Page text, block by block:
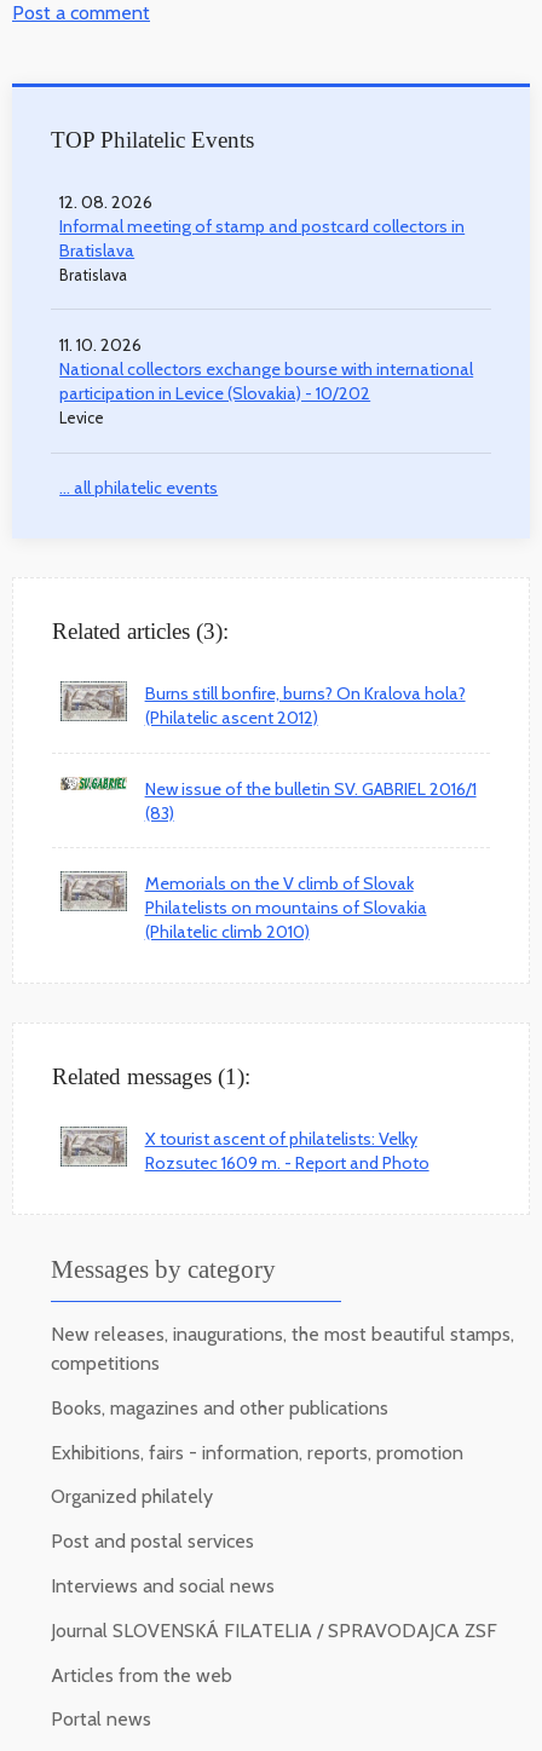
Post a comment
TOP Philatelic Events
12. 08. 2026
Informal meeting of stamp and postcard collectors in
Bratislava
Bratislava
11. 10. 2026
National collectors exchange bourse with international
participation in Levice (Slovakia) - 10/202
Levice
... all philatelic events
Related articles (3):
Burns still bonfire, burns? On Kralova hola?
(Philatelic ascent 2012)
New issue of the bulletin SV. GABRIEL 2016/1
(83)
Memorials on the V climb of Slovak
Philatelists on mountains of Slovakia
(Philatelic climb 2010)
Related messages (1):
X tourist ascent of philatelists: Velky
Rozsutec 1609 m. - Report and Photo
Messages by category
New releases, inaugurations, the most beautiful stamps,
competitions
Books, magazines and other publications
Exhibitions, fairs - information, reports, promotion
Organized philately
Post and postal services
Interviews and social news
Journal SLOVENSKÁ FILATELIA / SPRAVODAJCA ZSF
Articles from the web
Portal news